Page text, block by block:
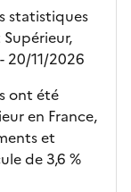
statistiques
- 20/11/2026
ont été
en France,
et
de 3,6 %